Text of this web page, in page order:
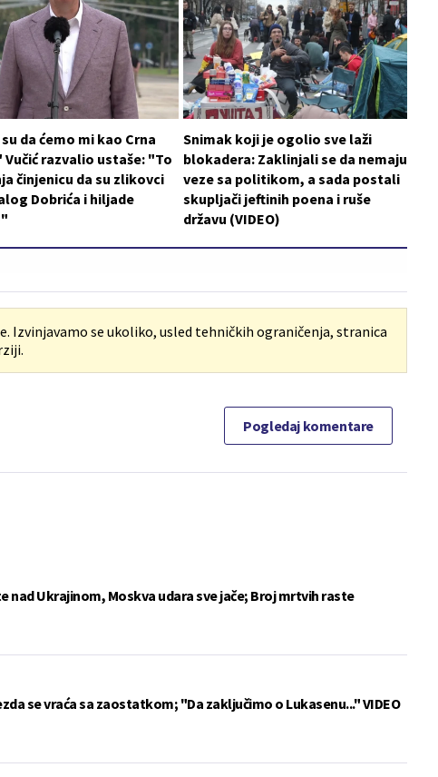
da ćemo mi kao Crna
Vučić razvalio ustaše: "To
činjenicu da su zlikovci
Dobrića i hiljade
Snimak koji je ogolio sve laži
blokadera: Zaklinjali se da nemaju
veze sa politikom, a sada postali
skupljači jeftinih poena i ruše
državu (VIDEO)
Izvinjavamo se ukoliko, usled tehničkih ograničenja, stranica
Pogledaj komentare
nad Ukrajinom, Moskva udara sve jače; Broj mrtvih raste
se vraća sa zaostatkom; "Da zaključimo o Lukasenu..." VIDEO